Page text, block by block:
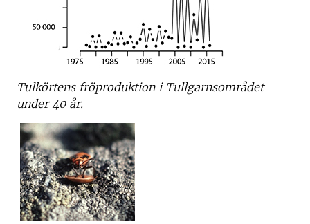
Tulkörtens fröproduktion i Tullgarnsområdet
under 40 år.